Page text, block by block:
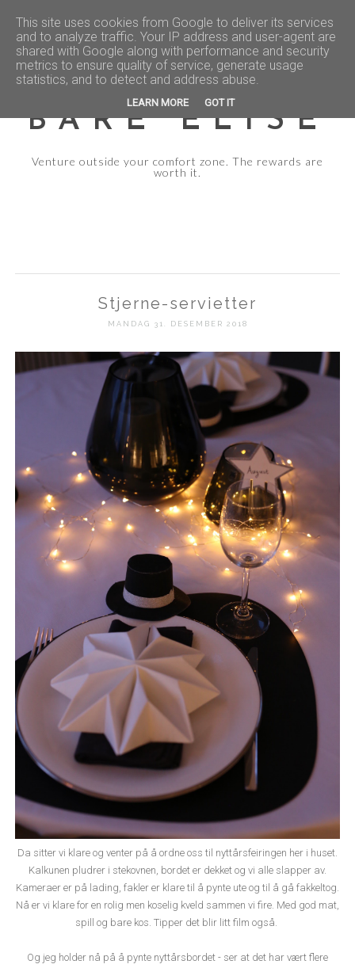
BARE ELISE
Venture outside your comfort zone. The rewards are
worth it.
Stjerne-servietter
MANDAG 31. DESEMBER 2018
Da sitter vi klare og venter på å ordne oss til nyttårsfeiringen her i huset.
Kalkunen pludrer i stekovnen, bordet er dekket og vi alle slapper av.
Kameraer er på lading, fakler er klare til å pynte ute og til å gå fakkeltog.
Nå er vi klare for en rolig men koselig kveld sammen vi fire. Med god mat,
spill og bare kos. Tipper det blir litt film også.
Og jeg holder nå på å pynte nyttårsbordet - ser at det har vært flere
This site uses cookies from Google to deliver its services
and to analyze traffic. Your IP address and user-agent are
shared with Google along with performance and security
metrics to ensure quality of service, generate usage
statistics, and to detect and address abuse.
LEARN MORE GOT IT